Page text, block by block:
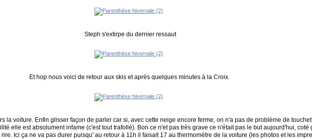
Steph s'extirpe du dernier ressaut
Et hop nous voici de retour aux skis et après quelques minutes à la Croix.
la voiture. Enfin glisser façon de parler car si, avec cette neige encore ferme, on n'a pas de problème de
elle est absolument infame (c'est tout trafollé). Bon ce n'et pas très grave ce n'était pas le but aujourd'hui, coté
Ici ça ne va pas durer puisqu' au retour à 11h il faisait 17 au thermomètre de la voiture (les photos et les